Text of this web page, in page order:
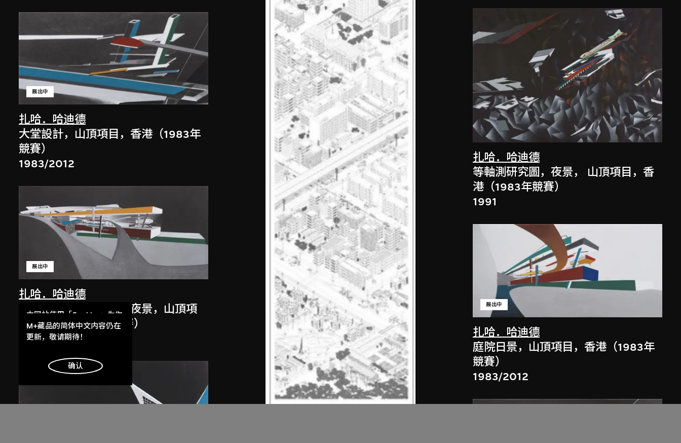
扎哈．哈迪德
展出中
大堂設計，山頂項目，香港（1983年
競賽）
1983/2012
扎哈．哈迪德
展出中
斜坡入口／坡度入口，夜景，山頂項
目，香港（1983年競賽）
1983/2012
扎哈．哈迪德
等軸測研究圖，夜景， 山頂項目，香
港（1983年競賽）
1991
扎哈．哈迪德
展出中
庭院日景，山頂項目，香港（1983年
競賽）
1983/2012
本网站使用「Cookies」为你
提供最好的网站体验。
了解更多
明白
M+藏品的简体中文内容仍在
更新，敬请期待！
确认